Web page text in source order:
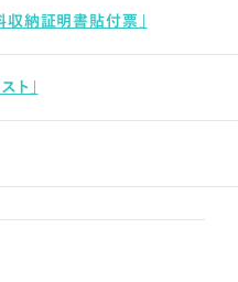
納証明書貼付票」
ト」